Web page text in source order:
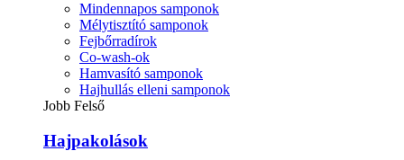
Mindennapos samponok
Mélytisztító samponok
Fejbőrradírok
Co-wash-ok
Hamvasító samponok
Hajhullás elleni samponok
Jobb Felső
Hajpakolások